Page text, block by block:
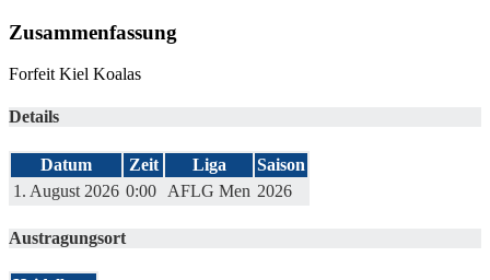
Zusammenfassung
Forfeit Kiel Koalas
Details
Datum Zeit Liga
Saison
1. August 2026 0:00 AFLG Men 2026
Austragungsort